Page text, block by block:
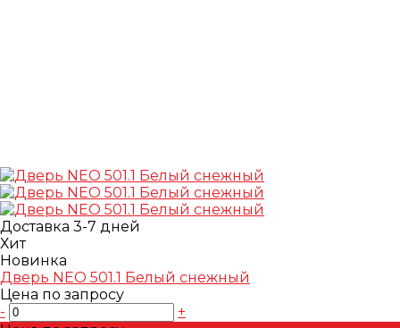
Доставка 3-7 дней
Хит
Новинка
Дверь NEO 501.1 Белый снежный
Цена по запросу
-
+